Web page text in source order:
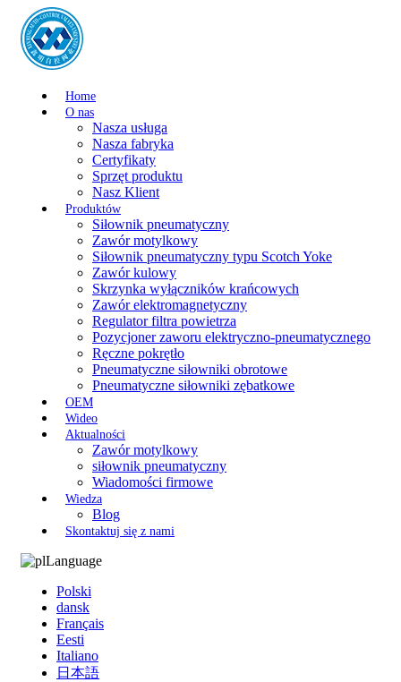
Home
O nas
Nasza usługa
Nasza fabryka
Certyfikaty
Sprzęt produktu
Nasz Klient
Produktów
Siłownik pneumatyczny
Zawór motylkowy
Siłownik pneumatyczny typu Scotch Yoke
Zawór kulowy
Skrzynka wyłączników krańcowych
Zawór elektromagnetyczny
Regulator filtra powietrza
Pozycjoner zaworu elektryczno-pneumatycznego
Ręczne pokrętło
Pneumatyczne siłowniki obrotowe
Pneumatyczne siłowniki zębatkowe
OEM
Wideo
Aktualności
Zawór motylkowy
siłownik pneumatyczny
Wiadomości firmowe
Wiedza
Blog
Skontaktuj się z nami
Language
Polski
dansk
Français
Eesti
Italiano
日本語